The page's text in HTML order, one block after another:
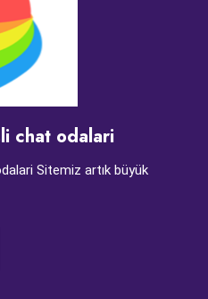
chat odalari
Sitemiz artık büyük